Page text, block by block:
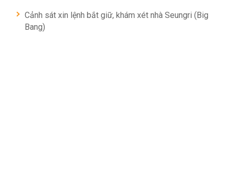
Cảnh sát xin lệnh bắt giữ, khám xét nhà Seungri (Big
Bang)